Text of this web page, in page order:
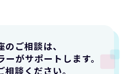
のご相談は、
がサポートします。
相談ください。